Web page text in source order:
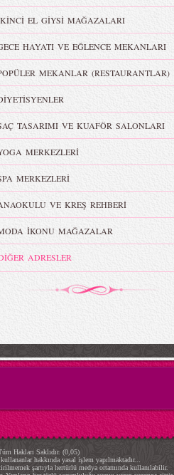
EL GİYSİ MAĞAZALARI
HAYATI VE EĞLENCE MEKANLARI
MEKANLAR (RESTAURANTLAR)
TASARIMI VE KUAFÖR SALONLARI
MERKEZLERİ
MERKEZLERİ
VE KREŞ REHBERİ
İKONU MAĞAZALAR
ADRESLER
Hakları Saklıdır. (0,05)
hakkında yasal işlem yapılmaktadır...
şartıyla hertürlü medya ortamında kullanılabilir.